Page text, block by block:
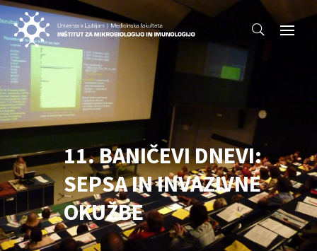
11. BANIČEVI DNEVI:
SEPSA IN INVAZIVNE
OKUŽBE